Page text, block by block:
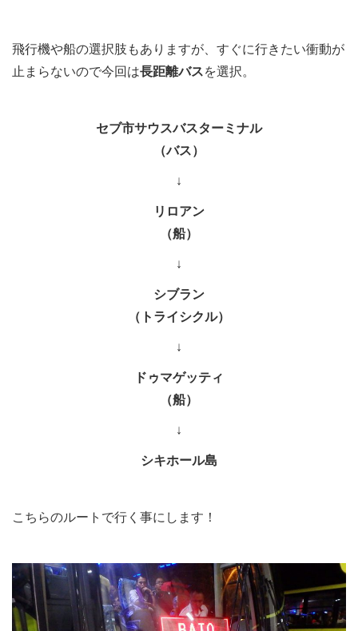
飛行機や船の選択肢もありますが、すぐに行きたい衝動が
止まらないので今回は長距離バスを選択。
セブ市サウスバスターミナル
（バス）
↓
リロアン
（船）
↓
シブラン
（トライシクル）
↓
ドゥマゲッティ
（船）
↓
シキホール島
こちらのルートで行く事にします！